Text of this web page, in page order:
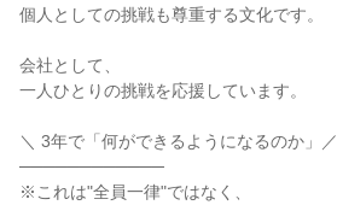
個人としての挑戦も尊重する文化です。
会社として、
一人ひとりの挑戦を応援しています。
＼ 3年で「何ができるようになるのか」／
────────────
※これは"全員一律"ではなく、